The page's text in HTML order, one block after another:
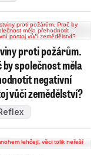
proti požárům.
by společnost měla
negativní
vůči zemědělství?